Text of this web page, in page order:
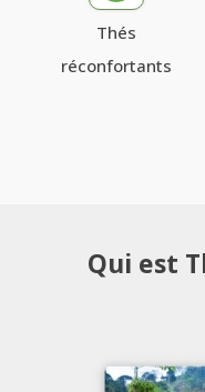
E-
Le
Contact
Thés
réconfortants
Qui est